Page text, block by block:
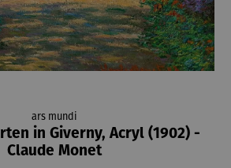
ars mundi
in Giverny, Acryl (1902) -
Claude Monet